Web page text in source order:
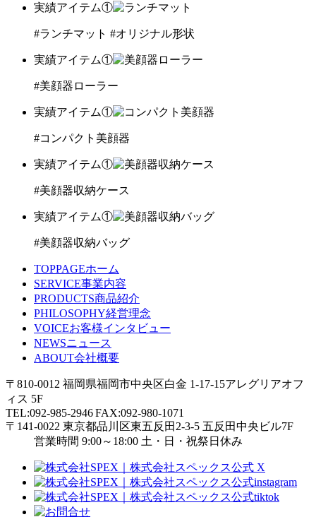
実績アイテム①
#ランチマット #オリジナル形状
実績アイテム①
#美顔器ローラー
実績アイテム①
#コンパクト美顔器
実績アイテム①
#美顔器収納ケース
実績アイテム①
#美顔器収納バッグ
TOPPAGEホーム
SERVICE事業内容
PRODUCTS商品紹介
PHILOSOPHY経営理念
VOICEお客様インタビュー
NEWSニュース
ABOUT会社概要
〒810-0012 福岡県福岡市中央区白金 1-17-15アレグリアオフ
ィス 5F
TEL:092-985-2946 FAX:092-980-1071
〒141-0022 東京都品川区東五反田2-3-5 五反田中央ビル7F
営業時間 9:00～18:00 土・日・祝祭日休み